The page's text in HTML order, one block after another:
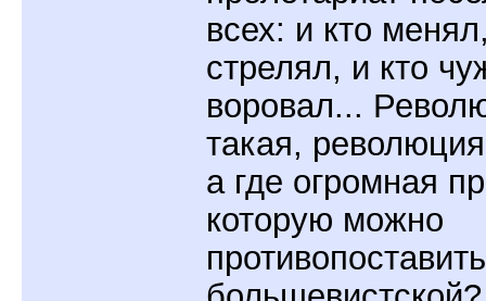
всех: и кто
стрелял, и кто
воровал...
такая,
а где огромная
которую можно
противопоставить